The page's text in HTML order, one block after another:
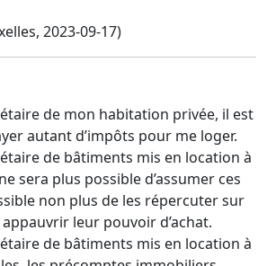
2023-09-17)
de mon habitation privée, il est
autant d’impôts pour me loger.
de bâtiments mis en location à
sera plus possible d’assumer ces
non plus de les répercuter sur
leur pouvoir d’achat.
de bâtiments mis en location à